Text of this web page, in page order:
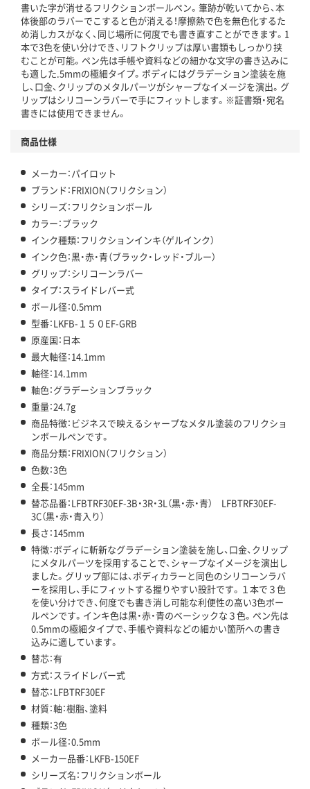
書いた字が消せるフリクションボールペン。筆跡が乾いてから、本
体後部のラバーでこすると色が消える！摩擦熱で色を無色化するた
め消しカスがなく、同じ場所に何度でも書き直すことができます。1
本で3色を使い分けでき、リフトクリップは厚い書類もしっかり挟
むことが可能。ペン先は手帳や資料などの細かな文字の書き込みに
も適した.5mmの極細タイプ。ボディにはグラデーション塗装を施
し、口金、クリップのメタルパーツがシャープなイメージを演出。グ
リップはシリコーンラバーで手にフィットします。※証書類・宛名
書きには使用できません。
商品仕様
メーカー：パイロット
ブランド：FRIXION（フリクション）
シリーズ：フリクションボール
カラー：ブラック
インク種類：フリクションインキ（ゲルインク）
インク色：黒・赤・青（ブラック・レッド・ブルー）
グリップ：シリコーンラバー
タイプ：スライドレバー式
ボール径：0.5ｍｍ
型番：LKFB-１５０EF-GRB
原産国：日本
最大軸径：14.1mm
軸径：14.1mm
軸色：グラデーションブラック
重量：24.7g
商品特徴：ビジネスで映えるシャープなメタル塗装のフリクショ
ンボールペンです。
商品分類：FRIXION（フリクション）
色数：3色
全長：145mm
替芯品番：LFBTRF30EF-3B・3R・3L（黒・赤・青） LFBTRF30EF-
3C（黒・赤・青入り）
長さ：145mm
特徴：ボディに斬新なグラデーション塗装を施し、口金、クリップ
にメタルパーツを採用することで、シャープなイメージを演出し
ました。グリップ部には、ボディカラーと同色のシリコーンラバ
ーを採用し、手にフィットする握りやすい設計です。１本で３色
を使い分けでき、何度でも書き消し可能な利便性の高い3色ボー
ルペンです。インキ色は黒・赤・青のベーシックな３色。ペン先は
0.5mmの極細タイプで、手帳や資料などの細かい箇所への書き
込みに適しています。
替芯：有
方式：スライドレバー式
替芯：LFBTRF30EF
材質：軸：樹脂、塗料
種類：3色
ボール径：0.5mm
メーカー品番：LKFB-150EF
シリーズ名：フリクションボール